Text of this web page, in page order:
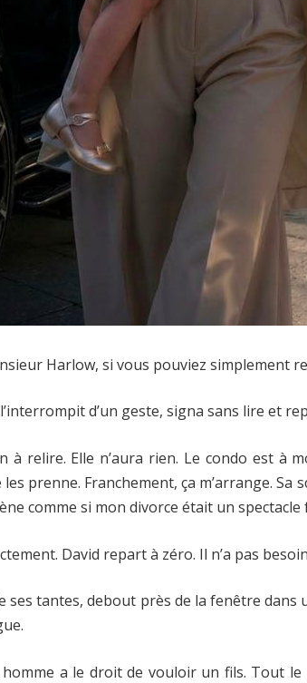
Harlow, si vous pouviez simplement
d’un geste, signa sans lire et
à relire. Elle n’aura rien. Le condo est à
les prenne. Franchement, ça m’arrange.
comme si mon divorce était un
David repart à zéro. Il n’a pas
ses tantes, debout près de la fenêtre
a le droit de vouloir un fils. Tout le